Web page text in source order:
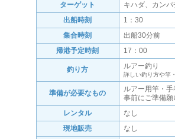
ターゲット
キハダ、カン
出船時刻
1：30
集合時刻
出船30分前
帰港予定時刻
17：00
釣り方 ルアー釣り
詳しい釣り方や竿
準備が必要なもの
ルアー用竿・
事前にご準備願
レンタル
なし
現地販売
なし